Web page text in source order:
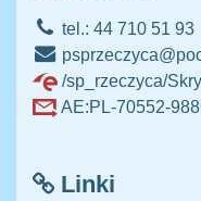
tel.: 44 710 51 93
/sp_rzeczyca/
AE:PL-70552-
Linki